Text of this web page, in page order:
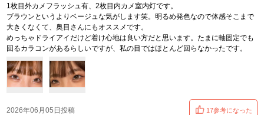
1枚目外カメフラッシュ有、2枚目内カメ室内灯です。
ブラウンというよりベージュな気がします笑。明るめ発色なので体感そこまで
大きくなくて、奥目さんにもオススメです。
めっちゃドライアイだけど着け心地は良い方だと思います。たまに軸固定でも
回るカラコンがあるらしいですが、私の目ではほとんど回らなかったです。
2026年06月05日投稿 17参考になった